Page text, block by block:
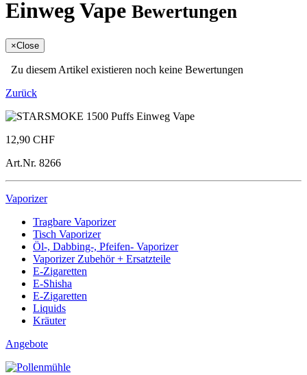
Einweg Vape Bewertungen
×Close
Zu diesem Artikel existieren noch keine Bewertungen
Zurück
12,90 CHF
Art.Nr. 8266
Vaporizer
Tragbare Vaporizer
Tisch Vaporizer
Öl-, Dabbing-, Pfeifen- Vaporizer
Vaporizer Zubehör + Ersatzteile
E-Zigaretten
E-Shisha
E-Zigaretten
Liquids
Kräuter
Angebote